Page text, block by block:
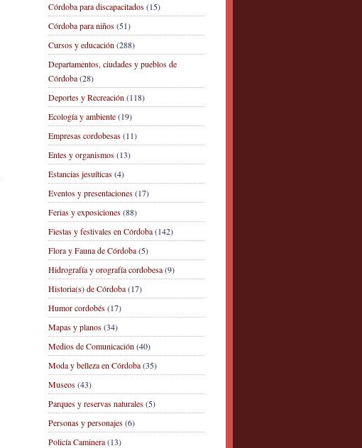
Córdoba para discapacitados(15)
Córdoba para niños(51)
Cursos y educación (288)
Departamentos, ciudades y pueblos de
Córdoba(28)
Deportes y Recreación (118)
Ecología y ambiente(19)
Empresas cordobesas(11)
Entes y organismos(13)
Estancias jesuíticas(4)
Eventos y presentaciones(17)
Ferias y exposiciones(88)
Fiestas y festivales en Córdoba(142)
Flora y Fauna de Córdoba(5)
Hidrografía y orografía cordobesa(9)
Historia(s) de Córdoba(17)
Humor cordobés(17)
Mapas y planos(34)
Medios de Comunicación (40)
Moda y belleza en Córdoba(35)
Museos(43)
Parques y reservas naturales(5)
Personas y personajes(6)
Policía Caminera(13)